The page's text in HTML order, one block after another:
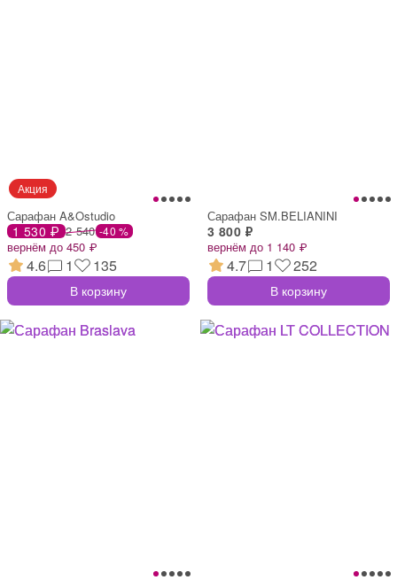
Сарафан A&Ostudio
1 530 ₽ 2 540 -40 %
вернём до 450 ₽
4.6 1 135
В корзину
Сарафан SM.BELIANINI
3 800 ₽
вернём до 1 140 ₽
4.7 1 252
В корзину